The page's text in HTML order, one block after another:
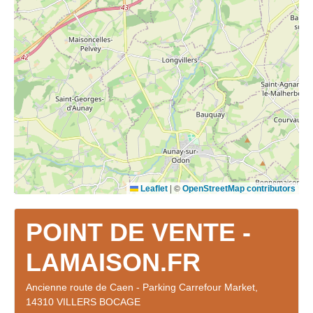
Leaflet | © OpenStreetMap contributors
POINT DE VENTE -
LAMAISON.FR
Ancienne route de Caen - Parking Carrefour Market,
14310 VILLERS BOCAGE